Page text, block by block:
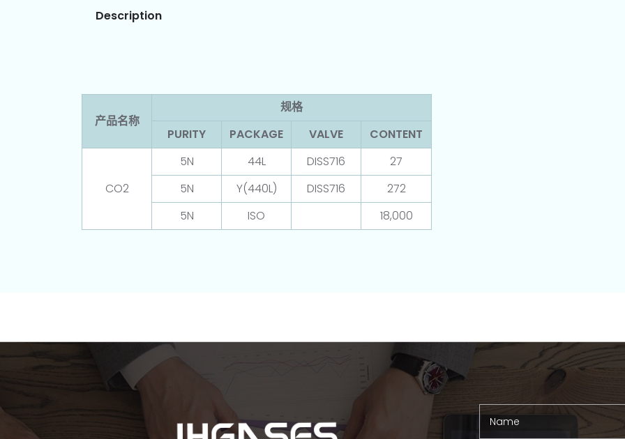
Description
产品名称
规格
PURITY
PACKAGE VALVE CONTENT
CO2
5N 44L DISS716
27
5N
Y(440L) DISS716
272
5N
ISO 18,000
Name